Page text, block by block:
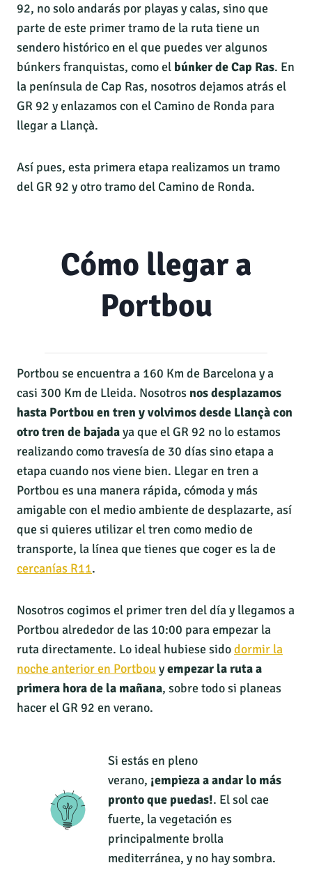
92, no solo andarás por playas y calas, sino que
parte de este primer tramo de la ruta tiene un
sendero histórico en el que puedes ver algunos
búnkers franquistas, como el búnker de Cap Ras. En
la península de Cap Ras, nosotros dejamos atrás el
GR 92 y enlazamos con el Camino de Ronda para
llegar a Llançà.
Así pues, esta primera etapa realizamos un tramo
del GR 92 y otro tramo del Camino de Ronda.
Cómo llegar a
Portbou
Portbou se encuentra a 160 Km de Barcelona y a
casi 300 Km de Lleida. Nosotros nos desplazamos
hasta Portbou en tren y volvimos desde Llançà con
otro tren de bajadaya que el GR 92 no lo estamos
realizando como travesía de 30 días sino etapa a
etapa cuando nos viene bien. Llegar en tren a
Portbou es una manera rápida, cómoda y más
amigable con el medio ambiente de desplazarte, así
que si quieres utilizar el tren como medio de
transporte, la línea que tienes que coger es la de
cercanías R11.
Nosotros cogimos el primer tren del día y llegamos a
Portbou alrededor de las 10:00 para empezar la
ruta directamente. Lo ideal hubiese sidodormir la
noche anterior en Portbou yempezar la ruta a
primera hora de la mañana, sobre todo si planeas
hacer el GR 92 en verano.
Si estás en pleno
verano, ¡empieza a andar lo más
pronto que puedas!. El sol cae
fuerte, la vegetación es
principalmente brolla
mediterránea, y no hay sombra.